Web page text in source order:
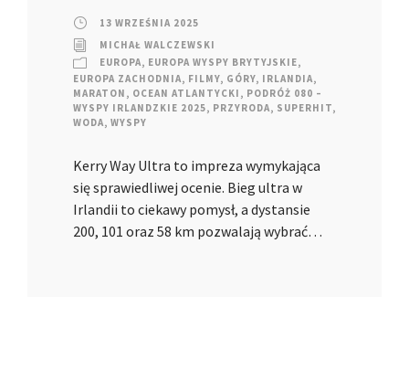
13 WRZEŚNIA 2025
MICHAŁ WALCZEWSKI
EUROPA, EUROPA WYSPY BRYTYJSKIE,
EUROPA ZACHODNIA, FILMY, GÓRY, IRLANDIA,
MARATON , OCEAN ATLANTYCKI , PODRÓŻ 080 –
WYSPY IRLANDZKIE 2025, PRZYRODA, SUPERHIT,
WODA, WYSPY
Kerry Way Ultra to impreza wymykająca
się sprawiedliwej ocenie. Bieg ultra w
Irlandii to ciekawy pomysł, a dystansie
200, 101 oraz 58 km pozwalają wybrać…